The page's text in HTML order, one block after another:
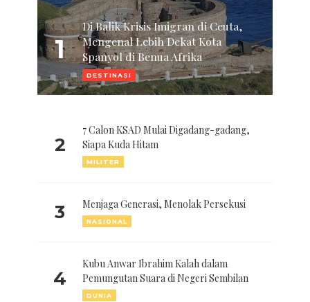
1
Di Balik Krisis Imigran di Ceuta,
Mengenal Lebih Dekat Kota
Spanyol di Benua Afrika
DESTINASI
2
7 Calon KSAD Mulai Digadang-gadang,
Siapa Kuda Hitam
MILITER
3 Menjaga Generasi, Menolak Persekusi
NASIONAL
4
Kubu Anwar Ibrahim Kalah dalam
Pemungutan Suara di Negeri Sembilan
DUNIA